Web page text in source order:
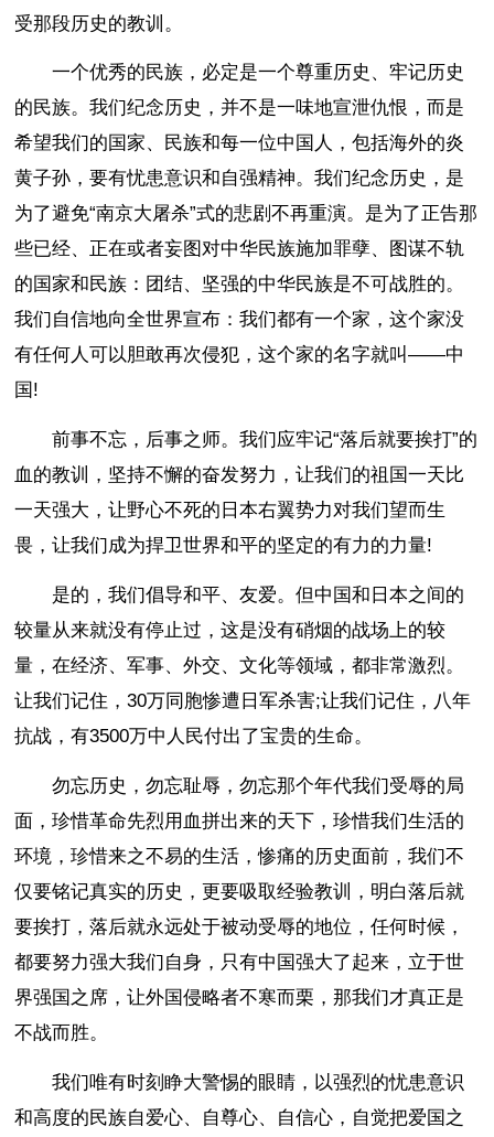
受那段历史的教训。
一个优秀的民族，必定是一个尊重历史、牢记历史
的民族。我们纪念历史，并不是一味地宣泄仇恨，而是
希望我们的国家、民族和每一位中国人，包括海外的炎
黄子孙，要有忧患意识和自强精神。我们纪念历史，是
为了避免“南京大屠杀”式的悲剧不再重演。是为了正告那
些已经、正在或者妄图对中华民族施加罪孽、图谋不轨
的国家和民族：团结、坚强的中华民族是不可战胜的。
我们自信地向全世界宣布：我们都有一个家，这个家没
有任何人可以胆敢再次侵犯，这个家的名字就叫——中
国!
前事不忘，后事之师。我们应牢记“落后就要挨打”的
血的教训，坚持不懈的奋发努力，让我们的祖国一天比
一天强大，让野心不死的日本右翼势力对我们望而生
畏，让我们成为捍卫世界和平的坚定的有力的力量!
是的，我们倡导和平、友爱。但中国和日本之间的
较量从来就没有停止过，这是没有硝烟的战场上的较
量，在经济、军事、外交、文化等领域，都非常激烈。
让我们记住，30万同胞惨遭日军杀害;让我们记住，八年
抗战，有3500万中人民付出了宝贵的生命。
勿忘历史，勿忘耻辱，勿忘那个年代我们受辱的局
面，珍惜革命先烈用血拼出来的天下，珍惜我们生活的
环境，珍惜来之不易的生活，惨痛的历史面前，我们不
仅要铭记真实的历史，更要吸取经验教训，明白落后就
要挨打，落后就永远处于被动受辱的地位，任何时候，
都要努力强大我们自身，只有中国强大了起来，立于世
界强国之席，让外国侵略者不寒而栗，那我们才真正是
不战而胜。
我们唯有时刻睁大警惕的眼睛，以强烈的忧患意识
和高度的民族自爱心、自尊心、自信心，自觉把爱国之